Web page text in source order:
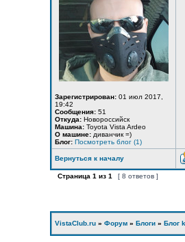
Зарегистрирован: 01 июл 2017,
19:42
Сообщения: 51
Откуда: Новороссийск
Машина: Toyota Vista Ardeo
О машине: диванчик =)
Блог: Посмотреть блог (1)
Вернуться к началу
Страница 1 из 1 [ 8 ответов ]
VistaClub.ru » Форум » Блоги » Блог